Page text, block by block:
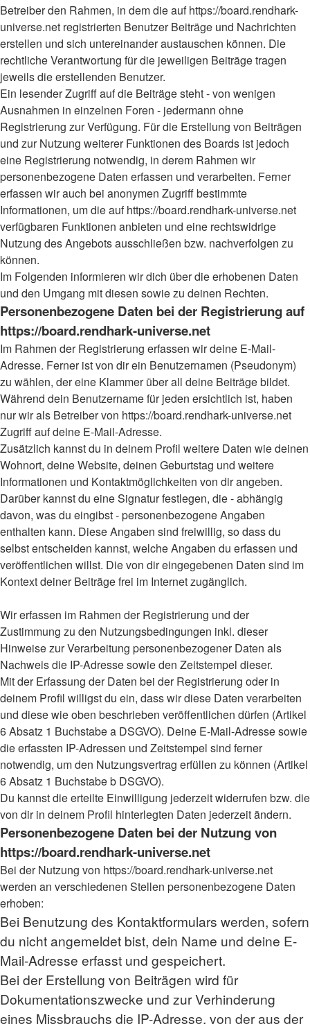
Betreiber den Rahmen, in dem die auf https://board.rendhark-
universe.net registrierten Benutzer Beiträge und Nachrichten
erstellen und sich untereinander austauschen können. Die
rechtliche Verantwortung für die jeweiligen Beiträge tragen
jeweils die erstellenden Benutzer.
Ein lesender Zugriff auf die Beiträge steht - von wenigen
Ausnahmen in einzelnen Foren - jedermann ohne
Registrierung zur Verfügung. Für die Erstellung von Beiträgen
und zur Nutzung weiterer Funktionen des Boards ist jedoch
eine Registrierung notwendig, in derem Rahmen wir
personenbezogene Daten erfassen und verarbeiten. Ferner
erfassen wir auch bei anonymen Zugriff bestimmte
Informationen, um die auf https://board.rendhark-universe.net
verfügbaren Funktionen anbieten und eine rechtswidrige
Nutzung des Angebots ausschließen bzw. nachverfolgen zu
können.
Im Folgenden informieren wir dich über die erhobenen Daten
und den Umgang mit diesen sowie zu deinen Rechten.
Personenbezogene Daten bei der Registrierung auf
https://board.rendhark-universe.net
Im Rahmen der Registrierung erfassen wir deine E-Mail-
Adresse. Ferner ist von dir ein Benutzernamen (Pseudonym)
zu wählen, der eine Klammer über all deine Beiträge bildet.
Während dein Benutzername für jeden ersichtlich ist, haben
nur wir als Betreiber von https://board.rendhark-universe.net
Zugriff auf deine E-Mail-Adresse.
Zusätzlich kannst du in deinem Profil weitere Daten wie deinen
Wohnort, deine Website, deinen Geburtstag und weitere
Informationen und Kontaktmöglichkeiten von dir angeben.
Darüber kannst du eine Signatur festlegen, die - abhängig
davon, was du eingibst - personenbezogene Angaben
enthalten kann. Diese Angaben sind freiwillig, so dass du
selbst entscheiden kannst, welche Angaben du erfassen und
veröffentlichen willst. Die von dir eingegebenen Daten sind im
Kontext deiner Beiträge frei im Internet zugänglich.
Wir erfassen im Rahmen der Registrierung und der
Zustimmung zu den Nutzungsbedingungen inkl. dieser
Hinweise zur Verarbeitung personenbezogener Daten als
Nachweis die IP-Adresse sowie den Zeitstempel dieser.
Mit der Erfassung der Daten bei der Registrierung oder in
deinem Profil willigst du ein, dass wir diese Daten verarbeiten
und diese wie oben beschrieben veröffentlichen dürfen (Artikel
6 Absatz 1 Buchstabe a DSGVO). Deine E-Mail-Adresse sowie
die erfassten IP-Adressen und Zeitstempel sind ferner
notwendig, um den Nutzungsvertrag erfüllen zu können (Artikel
6 Absatz 1 Buchstabe b DSGVO).
Du kannst die erteilte Einwilligung jederzeit widerrufen bzw. die
von dir in deinem Profil hinterlegten Daten jederzeit ändern.
Personenbezogene Daten bei der Nutzung von
https://board.rendhark-universe.net
Bei der Nutzung von https://board.rendhark-universe.net
werden an verschiedenen Stellen personenbezogene Daten
erhoben:
Bei Benutzung des Kontaktformulars werden, sofern
du nicht angemeldet bist, dein Name und deine E-
Mail-Adresse erfasst und gespeichert.
Bei der Erstellung von Beiträgen wird für
Dokumentationszwecke und zur Verhinderung
eines Missbrauchs die IP-Adresse, von der aus der